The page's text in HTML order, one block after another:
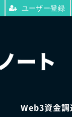
Web3資金
ユーザー登録